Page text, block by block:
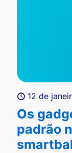
12 de
Os
padrão